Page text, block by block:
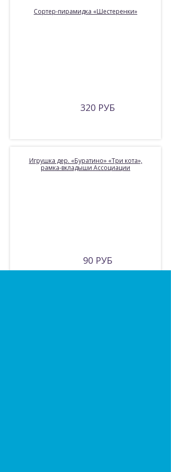
Сортер-пирамидка «Шестеренки»
320 РУБ
Игрушка дер. «Буратино» «Три кота»,
рамка-вкладыши Ассоциации
90 РУБ